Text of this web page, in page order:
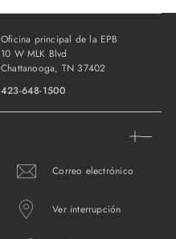
Oficina principal de la EPB
10 W MLK Blvd
Chattanooga, TN 37402
423-648-1500
Correo electrónico
Ver interrupción